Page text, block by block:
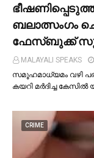
ബലാത്സംഗം
ഫേസ്ബുക്ക്
MALAYALI SPEAKS
സമൂഹമാധ്യമം വഴി
കയറി മർദിച്ച
CRIME